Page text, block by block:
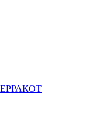
ТЕРРАКОТ